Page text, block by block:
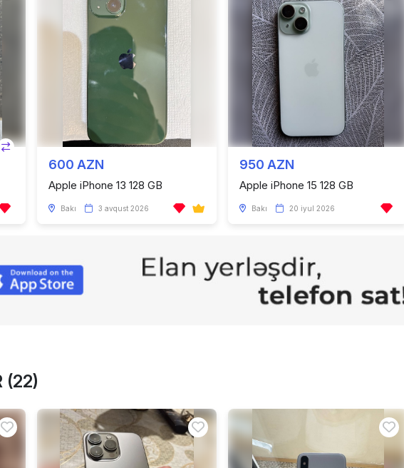
600 AZN
Apple iPhone 13 128 GB
Bakı 3 avqust 2026
950 AZN
Apple iPhone 15 128 GB
Bakı 20 iyul 2026
(22)